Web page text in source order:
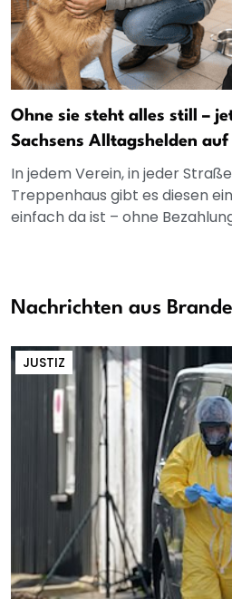
Ohne sie steht alles still –
Sachsens Alltagshelden
In jedem Verein, in jeder
Treppenhaus gibt es diesen
einfach da ist – ohne
Nachrichten aus
JUSTIZ